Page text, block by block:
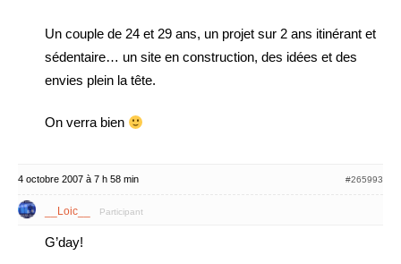
Un couple de 24 et 29 ans, un projet sur 2 ans itinérant et
sédentaire… un site en construction, des idées et des
envies plein la tête.
On verra bien
4 octobre 2007 à 7 h 58 min #265993
__Loic__ Participant
G’day!